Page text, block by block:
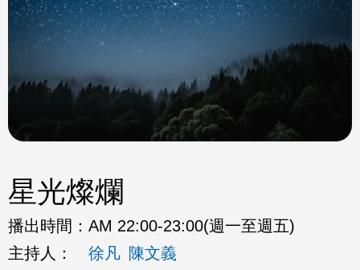
星光燦爛
播出時間： AM 22:00-23:00(週一至週五)
主持人：
徐凡 陳文義